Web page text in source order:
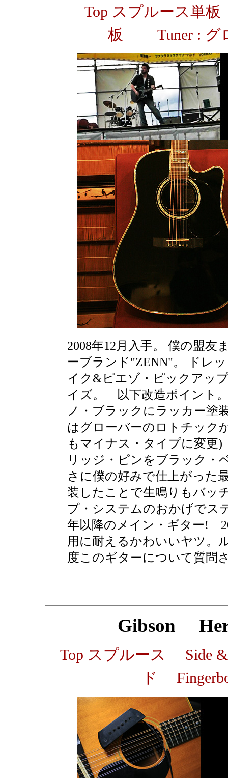
Top スプルース単
板
Tuner : グ
2008年12月入手。 僕の盟
ーブランド"ZENN"。 ドレ
イク&ピエゾ・ピックアッ
イズ。 以下改造ポイント
ノ・ブラックにラッカー
はグローバーのロトチック
もマイナス・タイプに変更
リッジ・ピンをブラック
さに僕の好みで仕上がっ
装したことで生鳴りもバッ
プ・システムのおかげで
年以降のメイン・ギター!
用に耐えるかわいいヤツ。
度このギターについて質問
Gibson
Top スプルース Side
ド